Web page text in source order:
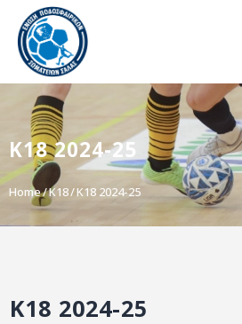
Κ18 2024-25
Home K18 Κ18 2024-25
ΑΡΧΙΚΗ
ΕΠΣΣ
ΔΙΟΡΓΑΝΩΣΕΙΣ
ΠΡΟΕΘΝΙΚΕΣ
ΣΥΝΕΝΤΕΥΞΕΙΣ
Κ18 2024-25